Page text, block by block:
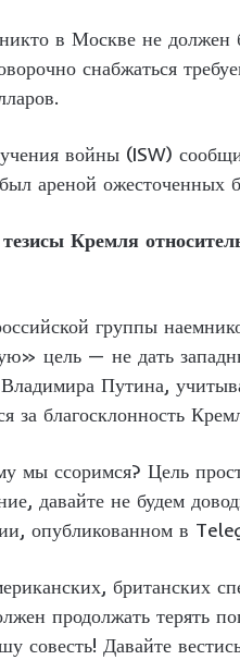
в Москве не
снабжаться
войны (ISW)
ареной ожесточенных
тезисы Кремля
группы
цель — не дать
Владимира Путина,
за благосклонность
мы ссоримся? Цель
давайте не будем
опубликованном в
британских
продолжать терять
совесть! Давайте